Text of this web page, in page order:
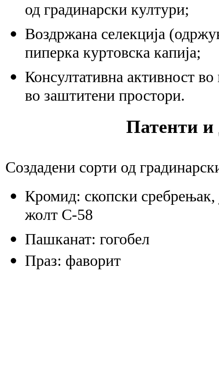
од градинарски култури;
Воздржана селекција
пиперка куртовска капија;
Консултативна активност
во заштитени простори.
Патенти и
Создадени сорти од
Кромид: скопски сребрењак,
жолт С-58
Пашканат: гогобел
Праз: фаворит